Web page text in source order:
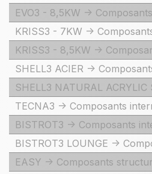
EVO3 - 8,5KW ->
KRISS3 - 7KW ->
KRISS3 - 8,5KW ->
SHELL3 ACIER ->
SHELL3 NATURAL
TECNA3 -> Composants
BISTROT3 -> Composants
BISTROT3 LOUNGE ->
EASY -> Composants